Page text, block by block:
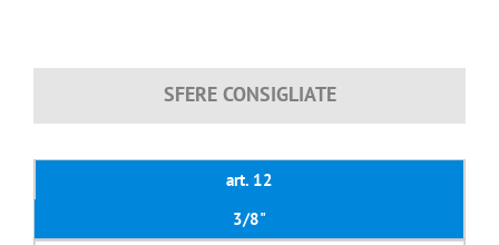
SFERE CONSIGLIATE
art. 12
3/8"